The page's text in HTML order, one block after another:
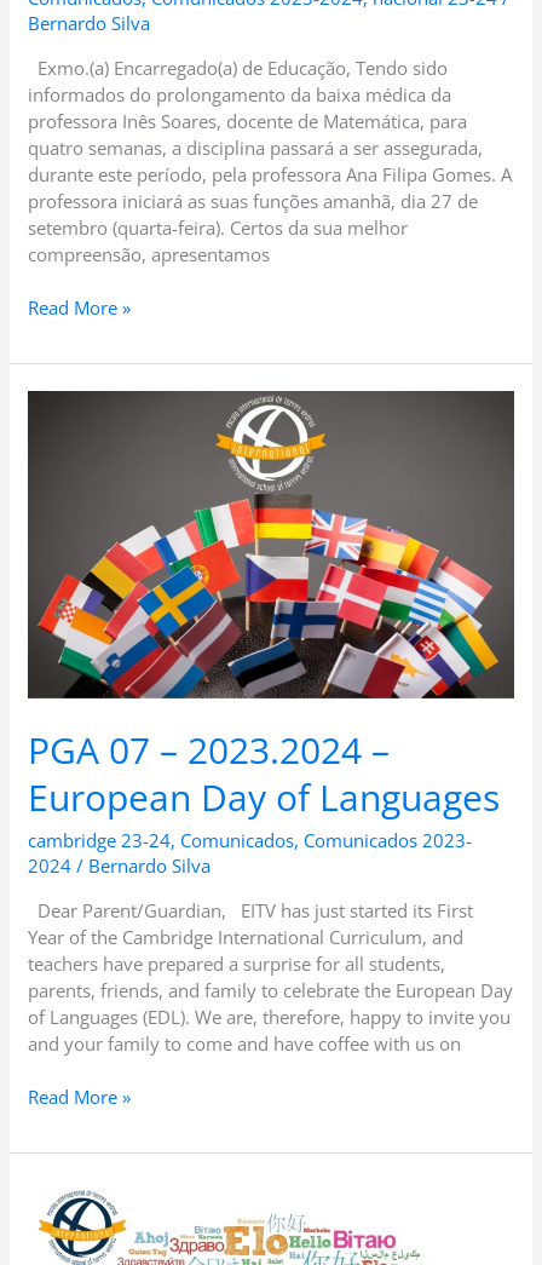
Bernardo Silva
Exmo.(a) Encarregado(a) de Educação, Tendo sido
informados do prolongamento da baixa médica da
professora Inês Soares, docente de Matemática, para
quatro semanas, a disciplina passará a ser assegurada,
durante este período, pela professora Ana Filipa Gomes. A
professora iniciará as suas funções amanhã, dia 27 de
setembro (quarta-feira). Certos da sua melhor
compreensão, apresentamos
Read More »
PGA 07 – 2023.2024 –
European Day of Languages
cambridge 23-24, Comunicados, Comunicados 2023-
2024 / Bernardo Silva
Dear Parent/Guardian, EITV has just started its First
Year of the Cambridge International Curriculum, and
teachers have prepared a surprise for all students,
parents, friends, and family to celebrate the European Day
of Languages (EDL). We are, therefore, happy to invite you
and your family to come and have coffee with us on
Languages
Read More »
CEE:
13